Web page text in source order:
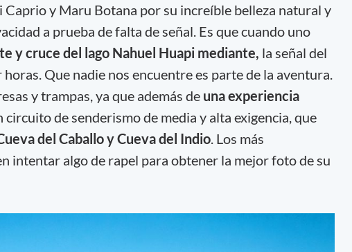
Caprio y Maru Botana por su increíble belleza natural y
a prueba de falta de señal. Es que cuando uno
y cruce del lago Nahuel Huapi mediante, la señal del
Que nadie nos encuentre es parte de la aventura.
y trampas, ya que además de una experiencia
de senderismo de media y alta exigencia, que
del Caballo y Cueva del Indio. Los más
intentar algo de rapel para obtener la mejor foto de su